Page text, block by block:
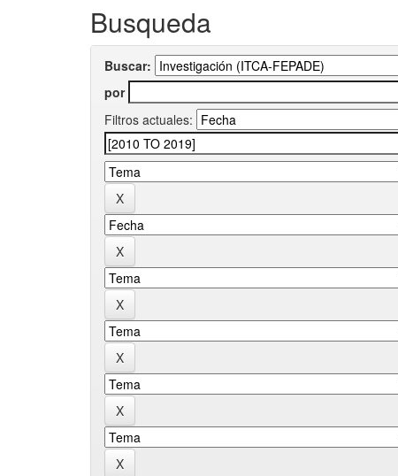
Busqueda
Buscar:
por
Filtros actuales: